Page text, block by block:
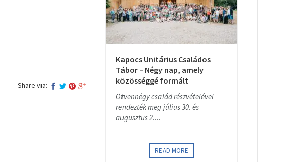
Share via:
Kapocs Unitárius Családos
Tábor – Négy nap, amely
közösséggé formált
Ötvennégy család részvételével
rendezték meg július 30. és
augusztus 2....
READ MORE